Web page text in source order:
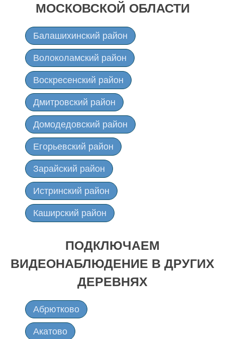
МОСКОВСКОЙ ОБЛАСТИ
Балашихинский район
Волоколамский район
Воскресенский район
Дмитровский район
Домодедовский район
Егорьевский район
Зарайский район
Истринский район
Каширский район
Коломенский район
Лотошинский район
Луховицкий район
Можайский район
ПОДКЛЮЧАЕМ
ВИДЕОНАБЛЮДЕНИЕ В ДРУГИХ
ДЕРЕВНЯХ
Абрютково
Акатово